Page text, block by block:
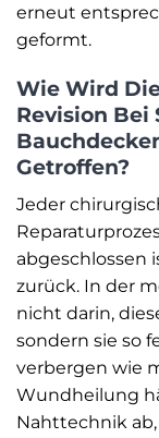
erneut
geformt.
Wie Wird
Revision Bei
Getroffen?
Jeder
abgeschlossen
zurück. In der
nicht darin,
sondern sie so
verbergen wie
Wundheilung
Nahttechnik